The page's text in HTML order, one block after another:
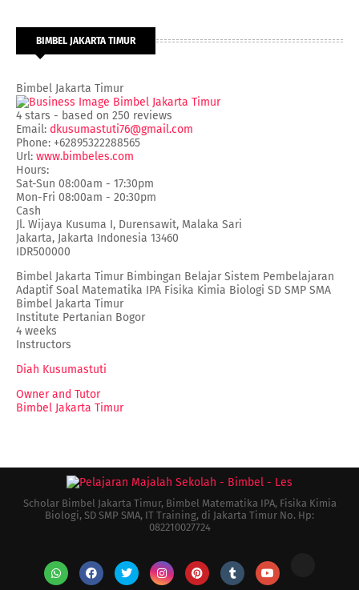
BIMBEL JAKARTA TIMUR
Bimbel Jakarta Timur
4 stars - based on 250 reviews
Email: dkusumastuti76@gmail.com
Phone: +62895322288565
Url: www.bimbeles.com
Hours:
Sat-Sun 08:00am - 17:30pm
Mon-Fri 08:00am - 20:30pm
Cash
Jl. Wijaya Kusuma I, Durensawit, Malaka Sari
Jakarta, Jakarta Indonesia 13460
IDR500000
Bimbel Jakarta Timur Bimbingan Belajar Sistem Pembelajaran
Adaptif Soal Matematika IPA Fisika Kimia Biologi SD SMP SMA
Bimbel Jakarta Timur
Institute Pertanian Bogor
4 weeks
Instructors
Diah Kusumastuti
Owner and Tutor
Bimbel Jakarta Timur
Scholar Bimbel Jakarta Timur, Bimbel Matematika IPA, Fisika Kimia
Biologi, SD SMP SMA, IT Training, di Jakarta Timur No. Hp:
082210027724